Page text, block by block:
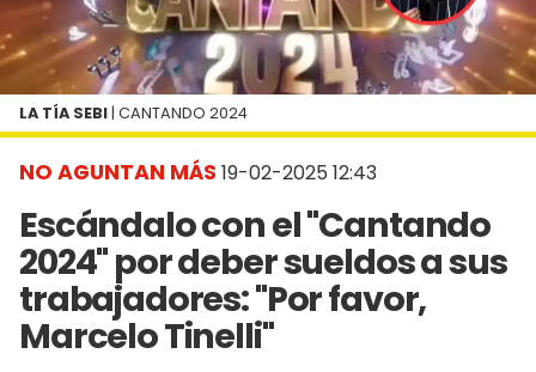
NO AGUNTAN MÁS 19-02-2025 12:43
Escándalo con el "Cantando
2024" por deber sueldos a sus
trabajadores: "Por favor,
Marcelo Tinelli"
LA TÍA SEBI | CANTANDO 2024